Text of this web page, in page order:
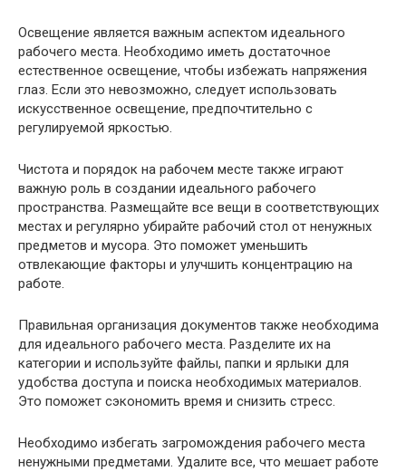
Освещение является важным аспектом идеального
рабочего места. Необходимо иметь достаточное
естественное освещение, чтобы избежать напряжения
глаз. Если это невозможно, следует использовать
искусственное освещение, предпочтительно с
регулируемой яркостью.
Чистота и порядок на рабочем месте также играют
важную роль в создании идеального рабочего
пространства. Размещайте все вещи в соответствующих
местах и регулярно убирайте рабочий стол от ненужных
предметов и мусора. Это поможет уменьшить
отвлекающие факторы и улучшить концентрацию на
работе.
Правильная организация документов также необходима
для идеального рабочего места. Разделите их на
категории и используйте файлы, папки и ярлыки для
удобства доступа и поиска необходимых материалов.
Это поможет сэкономить время и снизить стресс.
Необходимо избегать загромождения рабочего места
ненужными предметами. Удалите все, что мешает работе